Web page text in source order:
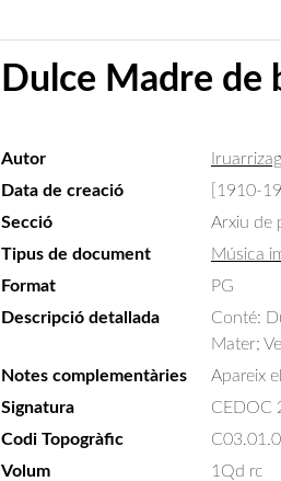
Dulce Madre de
Autor
Data de creació
[1910-
Secció
Arxiu de
Tipus de document
Música
Format
PG
Descripció detallada
Conté:
Mater;
Notes complementàries
Apareix
Signatura
CEDOC
Codi Topogràfic
Volum
1Qd rc